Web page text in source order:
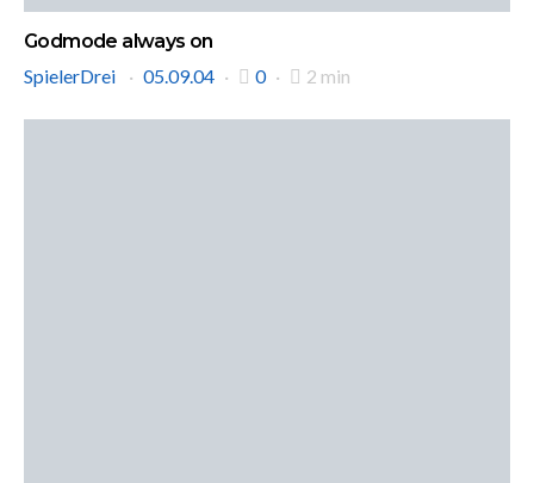
Godmode always on
SpielerDrei
05.09.04 0 2 min